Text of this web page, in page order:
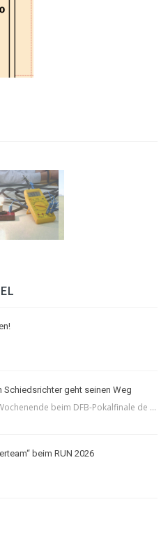
Schiedsrichter geht seinen Weg
beim DFB-Pokalfinale de ...
beim RUN 2026